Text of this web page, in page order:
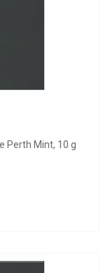
Perth Mint, 10 g